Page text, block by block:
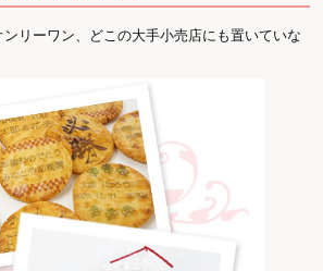
リーワン、どこの大手小売店にも置いていな